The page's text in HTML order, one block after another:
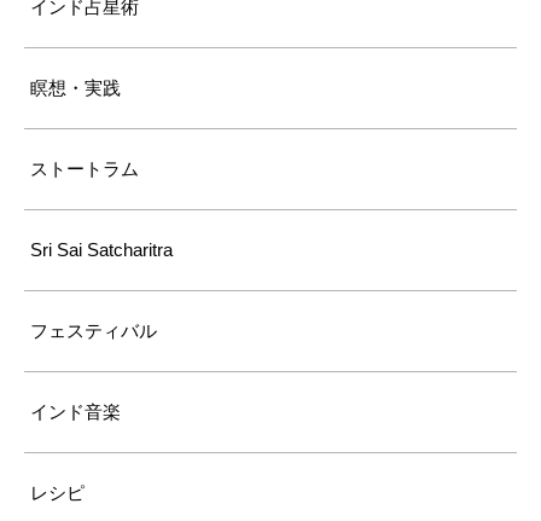
インド占星術
瞑想・実践
ストートラム
Sri Sai Satcharitra
フェスティバル
インド音楽
レシピ